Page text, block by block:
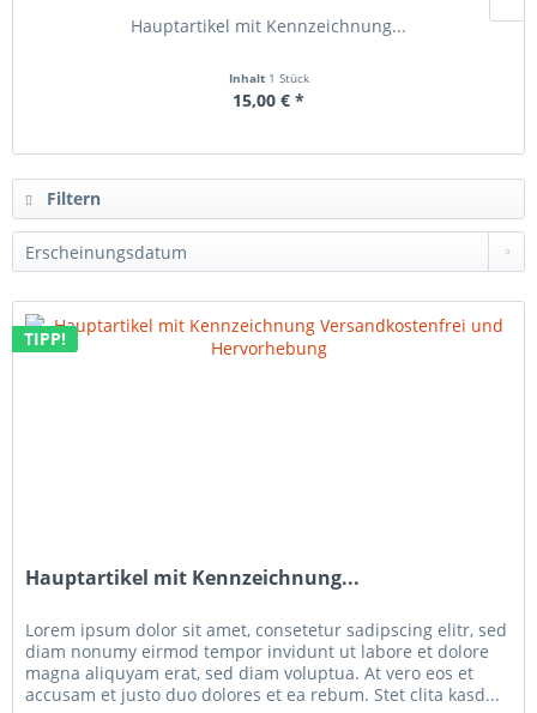
Hauptartikel mit Kennzeichnung...
Inhalt 1 Stück
15,00 € *
Filtern
TIPP!
Hauptartikel mit Kennzeichnung...
Lorem ipsum dolor sit amet, consetetur sadipscing elitr, sed
diam nonumy eirmod tempor invidunt ut labore et dolore
magna aliquyam erat, sed diam voluptua. At vero eos et
accusam et justo duo dolores et ea rebum. Stet clita kasd...